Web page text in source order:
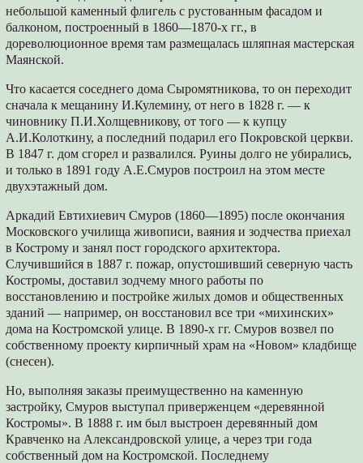
небольшой каменный флигель с рустованным фасадом и
балконом, построенный в 1860—1870-х гг., в
дореволюционное время там размещалась шляпная мастерская
Маянской.
Что касается соседнего дома Сыромятникова, то он переходит
сначала к мещанину И.Кулемину, от него в 1828 г. — к
чиновнику П.И.Холщевникову, от того — к купцу
А.И.Колоткину, а последний подарил его Покровской церкви.
В 1847 г. дом сгорел и развалился. Руины долго не убирались,
и только в 1891 году А.Е.Смуров построил на этом месте
двухэтажный дом.
Аркадий Евтихиевич Смуров (1860—1895) после окончания
Московского училища живописи, ваяния и зодчества приехал
в Кострому и занял пост городского архитектора.
Случившийся в 1887 г. пожар, опустошивший северную часть
Костромы, доставил зодчему много работы по
восстановлению и постройке жилых домов и общественных
зданий — например, он восстановил все три «михинских»
дома на Костромской улице. В 1890-х гг. Смуров возвел по
собственному проекту кирпичный храм на «Новом» кладбище
(снесен).
Но, выполняя заказы преимущественно на каменную
застройку, Смуров выступал приверженцем «деревянной
Костромы». В 1888 г. им был выстроен деревянный дом
Кравченко на Александровской улице, а через три года
собственный дом на Костромской. Последнему